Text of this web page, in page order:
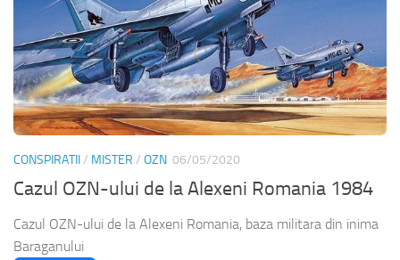
CONSPIRATII/ MISTER / OZN 06/05/2020
Cazul OZN-ului de la Alexeni Romania 1984
Cazul OZN-ului de la Alexeni Romania, baza militara din inima
Baraganului